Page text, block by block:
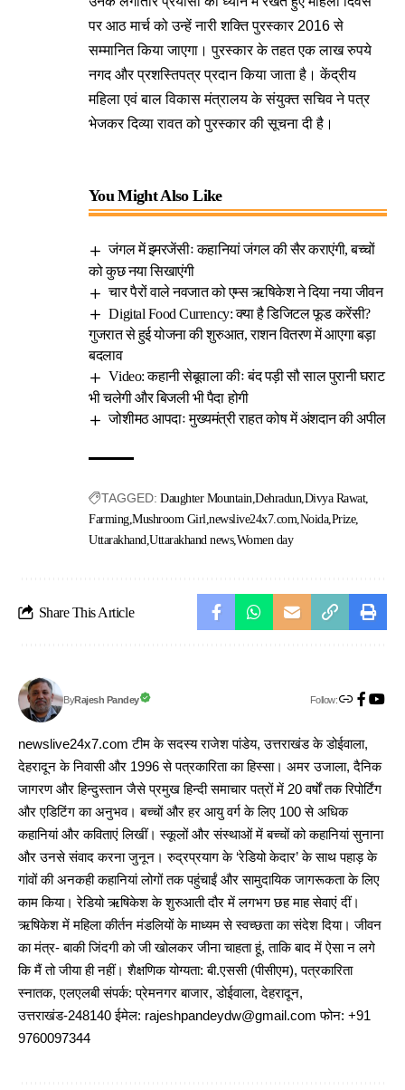
पर आठ मार्च को उन्हें नारी शक्ति पुरस्कार 2016 से
सम्मानित किया जाएगा। पुरस्कार के तहत एक लाख रुपये
नगद और प्रशस्तिपत्र प्रदान किया जाता है। केंद्रीय
महिला एवं बाल विकास मंत्रालय के संयुक्त सचिव ने पत्र
भेजकर दिव्या रावत को पुरस्कार की सूचना दी है।
You Might Also Like
जंगल में इमरजेंसीः कहानियां जंगल की सैर कराएंगी, बच्चों
को कुछ नया सिखाएंगी
चार पैरों वाले नवजात को एम्स ऋषिकेश ने दिया नया जीवन
Digital Food Currency: क्या है डिजिटल फूड करेंसी?
गुजरात से हुई योजना की शुरुआत, राशन वितरण में आएगा बड़ा
बदलाव
Video: कहानी सेबूवाला कीः बंद पड़ी सौ साल पुरानी घराट
भी चलेगी और बिजली भी पैदा होगी
जोशीमठ आपदाः मुख्यमंत्री राहत कोष में अंशदान की अपील
TAGGED: Daughter Mountain Dehradun Divya Rawat
Farming Mushroom Girl newslive24x7.com Noida Prize
Uttarakhand Uttarakhand news Women day
Share This Article
ByRajesh Pandey Follow:
newslive24x7.com टीम के सदस्य राजेश पांडेय, उत्तराखंड के डोईवाला,
देहरादून के निवासी और 1996 से पत्रकारिता का हिस्सा। अमर उजाला, दैनिक
जागरण और हिन्दुस्तान जैसे प्रमुख हिन्दी समाचार पत्रों में 20 वर्षों तक रिपोर्टिंग
और एडिटिंग का अनुभव। बच्चों और हर आयु वर्ग के लिए 100 से अधिक
कहानियां और कविताएं लिखीं। स्कूलों और संस्थाओं में बच्चों को कहानियां सुनाना
और उनसे संवाद करना जुनून। रुद्रप्रयाग के ‘रेडियो केदार’ के साथ पहाड़ के
गांवों की अनकही कहानियां लोगों तक पहुंचाईं और सामुदायिक जागरूकता के लिए
काम किया। रेडियो ऋषिकेश के शुरुआती दौर में लगभग छह माह सेवाएं दीं।
ऋषिकेश में महिला कीर्तन मंडलियों के माध्यम से स्वच्छता का संदेश दिया। जीवन
का मंत्र- बाकी जिंदगी को जी खोलकर जीना चाहता हूं, ताकि बाद में ऐसा न लगे
कि मैं तो जीया ही नहीं। शैक्षणिक योग्यता: बी.एससी (पीसीएम), पत्रकारिता
स्नातक, एलएलबी संपर्क: प्रेमनगर बाजार, डोईवाला, देहरादून,
उत्तराखंड-248140 ईमेल: rajeshpandeydw@gmail.com फोन: +91
9760097344